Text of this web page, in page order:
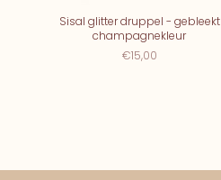
Sisal glitter druppel - gebleekt
champagnekleur
€15,00